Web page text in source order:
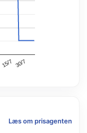
15/7 30/7
Læs om prisagenten